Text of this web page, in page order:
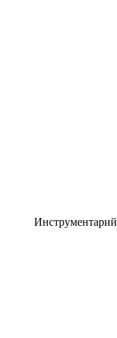
Инструментарий